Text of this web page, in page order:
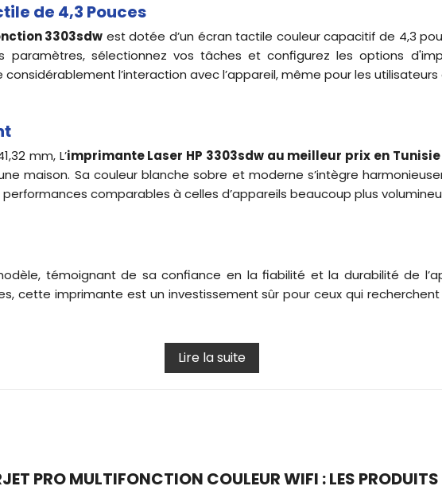
de 4,3 Pouces
3303sdw est dotée d’un écran tactile couleur capacitif de 4,3
paramètres, sélectionnez vos tâches et configurez les options
l’interaction avec l’appareil, même pour les
mm, L’imprimanteLaser HP 3303sdw au meilleur prix en Tunisie
maison. Sa couleur blanche sobre et moderne s’intègre
comparables à celles d’appareils beaucoup plus
témoignant de sa confiance en la fiabilité et la durabilité de
cette imprimante est un investissement sûr pour ceux qui
Lire la suite
PRO MULTIFONCTION COULEUR WIFI : LES